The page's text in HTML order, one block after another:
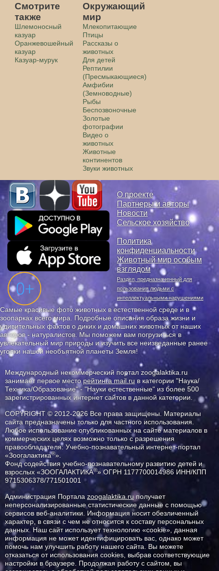
Смотрите
также
Шлемоносный
казуар
Оранжевошейный
казуар
Казуар-мурук
Окружающий
мир
Млекопитающие
Птицы
Рассказы о
животных
Для детей
Рептилии
(Пресмыкающиеся)
Амфибии
(Земноводные)
Рыбы
Беспозвоночные
Золотые
фотографии
Видео о
животных
Животные
континентов
Звуки животных
О проекте
Партнеры и авторы
Новости
Сельское хозяйство
Политика
конфиденциальности
Животный мир особым
взглядом
Раздел, предназначенный для
пользования людьми с
интеллектуальными нарушениями
Самые красивые фото животных в естественной среде и в
зоопарках всего мира. Подробные описания образа жизни и
удивительных фактов о диких и домашних животных от наших
авторов - натуралистов. Мы поможем вам погрузиться в
увлекательный мир природы и изучить все неизведанные ранее
уголки нашей необъятной планеты Земля!
Международный некоммерческий портал zoogalaktika.ru
занимает первое месторейтинга mail.ru в категории "Наука/
Техника/Образование" - "Науки естественные" из более 500
зарегистрированных интернет сайтов в данной категории.
COPYRIGHT © 2012-2026 Все права защищены. Материалы
сайта предназначены только для частного использования.
Любое использование опубликованных на сайте материалов в
коммерческих целях возможно только с разрешения
правообладателя: Учебно-познавательный интернет-портал
«Зоогалактика®».
Фонд содействия учебно-познавательному развитию детей и
взрослых «ЗООГАЛАКТИКА®» ОГРН 1177700014986 ИНН/КПП
9715306378/771501001
Администрация Портала zoogalaktika.ruполучает
неперсонализированные статистические данные с помощью
сервисов веб-аналитики. Информация носит обезличенный
характер, в связи с чем не относится к составу персональных
данных. Наш сайт использует технологию «cookie», данная
информация не может идентифицировать вас, однако может
помочь нам улучшить работу нашего сайта. Вы можете
отказаться от использования cookies, выбрав соответствующие
настройки в браузере. Продолжая работу с сайтом, вы